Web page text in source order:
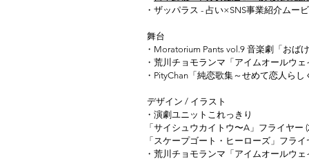
・ザッパラス - 占い×SNS事業紹介ムー
舞台
・Moratorium Pants vol.9 音楽劇「おば
・荒川チョモランマ「アイムオールウェ
・PityChan「純恋歌集～せめて恋人らし
デザイン / イラスト
・演劇ユニットこれっきり
「サイシュウカイトウ〜A」フライヤー
「スケープゴート・ヒーローズ」フライ
・荒川チョモランマ「アイムオールウ